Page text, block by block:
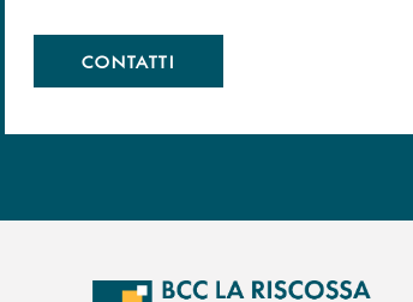
CONTATTI